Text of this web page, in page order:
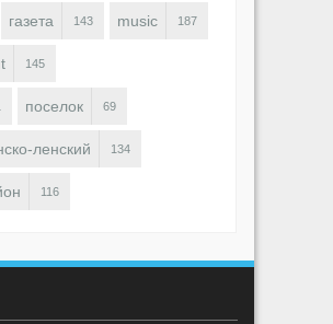
газета 143 music 187
145
поселок 69
ленский 134
116